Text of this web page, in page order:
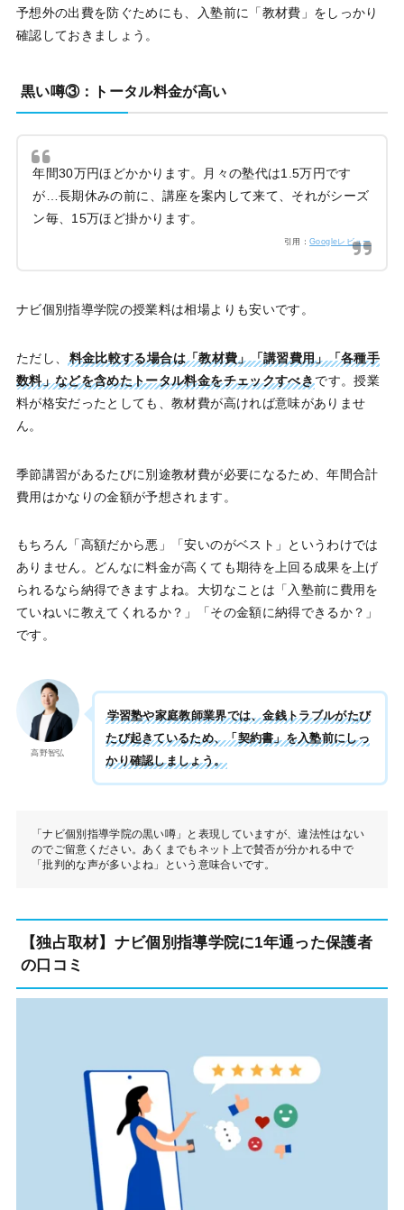
予想外の出費を防ぐためにも、入塾前に「教材費」をしっかり
確認しておきましょう。
黒い噂③：トータル料金が高い
年間30万円ほどかかります。月々の塾代は1.5万円です
が…長期休みの前に、講座を案内して来て、それがシーズ
ン毎、15万ほど掛かります。
引用：Googleレビュー
ナビ個別指導学院の授業料は相場よりも安いです。
ただし、
料金比較する場合は「教材費」「講習費用」「各種手
数料」などを含めたトータル料金をチェックすべきです。授業
料が格安だったとしても、教材費が高ければ意味がありませ
ん。
季節講習があるたびに別途教材費が必要になるため、年間合計
費用はかなりの金額が予想されます。
もちろん「高額だから悪」「安いのがベスト」というわけでは
ありません。どんなに料金が高くても期待を上回る成果を上げ
られるなら納得できますよね。大切なことは「入塾前に費用を
ていねいに教えてくれるか？」「その金額に納得できるか？」
です。
高野智弘
学習塾や家庭教師業界では、金銭トラブルがたび
たび起きているため、「契約書」を入塾前にしっ
かり確認しましょう。
「ナビ個別指導学院の黒い噂」と表現していますが、違法性はない
のでご留意ください。あくまでもネット上で賛否が分かれる中で
「批判的な声が多いよね」という意味合いです。
【独占取材】ナビ個別指導学院に1年通った保護者
の口コミ